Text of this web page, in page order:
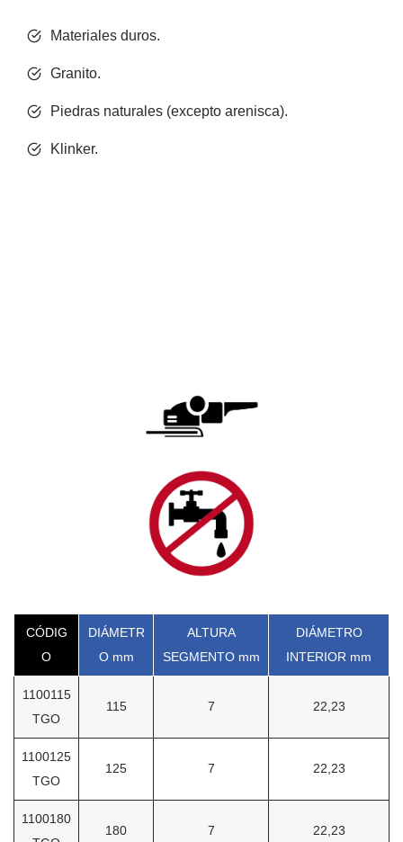
Materiales duros.
Granito.
Piedras naturales (excepto arenisca).
Klinker.
CÓDIG
O
DIÁMETR
O mm
ALTURA
SEGMENTO mm
DIÁMETRO
INTERIOR mm
1100115
TGO
115 7 22,23
1100125
TGO
125 7 22,23
1100180
180 7 22,23